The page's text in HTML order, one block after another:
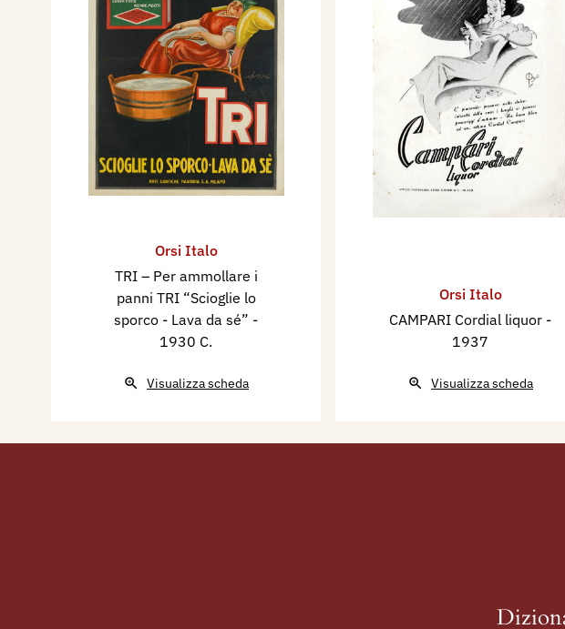
Orsi Italo
TRI – Per ammollare i
panni TRI “Scioglie lo
sporco - Lava da sé” -
1930 C.
Visualizza scheda
Orsi Italo
CAMPARI Cordial liquor -
1937
Visualizza scheda